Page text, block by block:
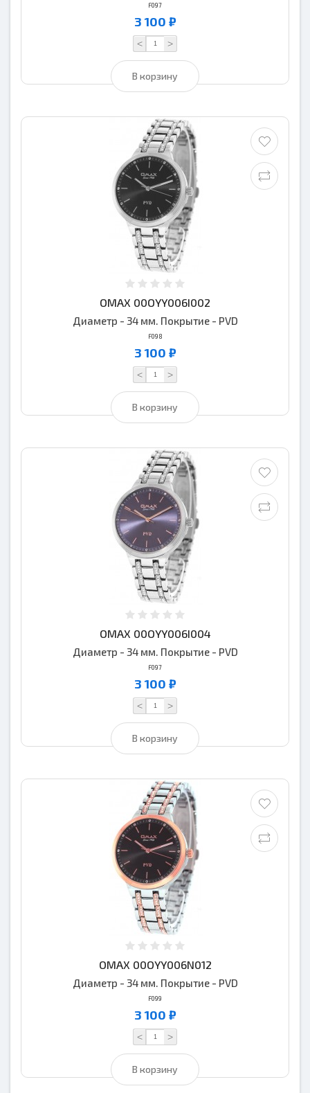
F097
3 100 ₽
< >
В корзину
OMAX 00OYY006I002
Диаметр - 34 мм. Покрытие - PVD
F098
3 100 ₽
< >
В корзину
OMAX 00OYY006I004
Диаметр - 34 мм. Покрытие - PVD
F097
3 100 ₽
< >
В корзину
OMAX 00OYY006N012
Диаметр - 34 мм. Покрытие - PVD
F099
3 100 ₽
< >
В корзину